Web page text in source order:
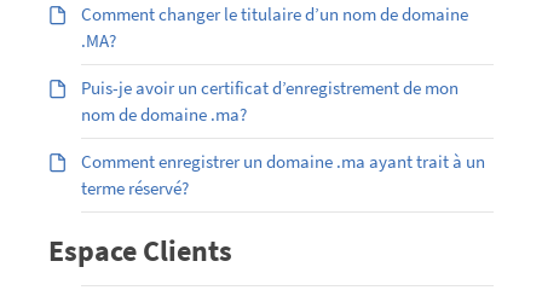
Comment changer le titulaire d’un nom de domaine
.MA?
Puis-je avoir un certificat d’enregistrement de mon
nom de domaine .ma?
Comment enregistrer un domaine .ma ayant trait à un
terme réservé?
Espace Clients